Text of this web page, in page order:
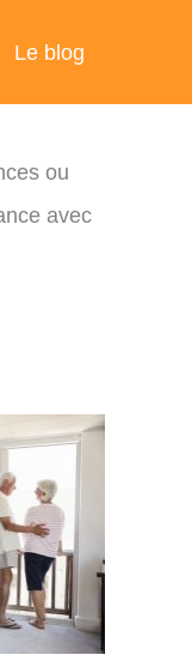
Le blog
ou
avec